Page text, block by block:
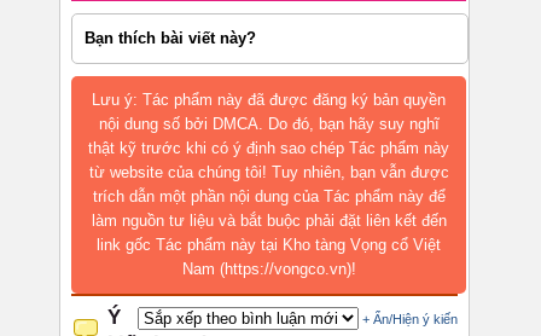
Bạn thích bài viết này?
Lưu ý: Tác phẩm này đã được đăng ký bản quyền
nội dung số bởi DMCA. Do đó, bạn hãy suy nghĩ
thật kỹ trước khi có ý định sao chép Tác phẩm này
từ website của chúng tôi! Tuy nhiên, bạn vẫn được
trích dẫn một phần nội dung của Tác phẩm này để
làm nguồn tư liệu và bắt buộc phải đặt liên kết đến
link gốc Tác phẩm này tại Kho tàng Vọng cổ Việt
Nam (https://vongco.vn)!